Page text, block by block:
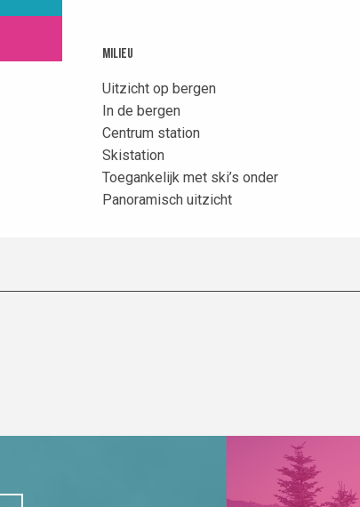
Milieu
Milieu
Uitzicht op bergen
In de bergen
Centrum station
Skistation
Toegankelijk met ski’s onder
Panoramisch uitzicht